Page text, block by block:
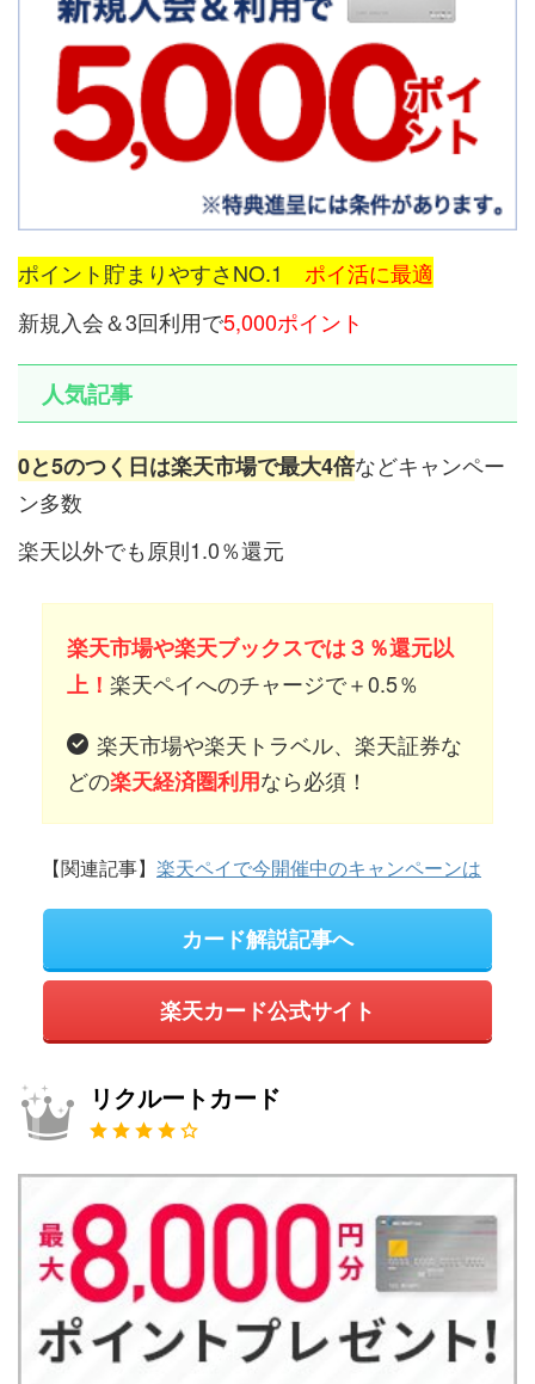
ポイント貯まりやすさNO.1 ポイ活に最適
新規入会＆3回利用で5,000ポイント
人気記事
0と5のつく日は楽天市場で最大4倍などキャンペー
ン多数
楽天以外でも原則1.0％還元
楽天市場や楽天ブックスでは３％還元以
上！ 楽天ペイへのチャージで＋0.5％
楽天市場や楽天トラベル、楽天証券な
どの楽天経済圏利用なら必須！
【関連記事】 楽天ペイで今開催中のキャンペーンは
カード解説記事へ
楽天カード公式サイト
リクルートカード